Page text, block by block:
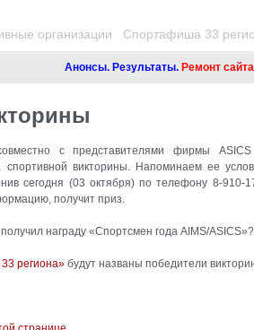
организации Спортафиша 33
Анонсы. Результаты.Ремонт сайта
с представителями фирмы
спортивной викторины. Напоминаем ее
сегодня (03 октября) по телефону 8-910-
получит приз.
награду «Спортсмен года AIMS/ASICS»?
региона» будут названы победители